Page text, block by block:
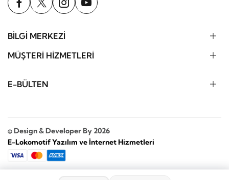
BİLGİ MERKEZİ
MÜŞTERİ HİZMETLERİ
E-BÜLTEN
© Design & Developer By 2026
E-Lokomotif Yazılım ve İnternet Hizmetleri